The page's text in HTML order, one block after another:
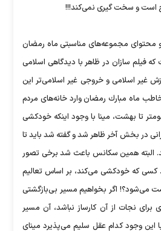
است و سخت گیری نمی‌كند!!!
و محتوای مجموعه‌های مناسبتی ماه رمضان
كه فیلم سازان در ظاهر با دیدگاهی اسلامی
غیر اسلامی و خروجی غیر اسلامی‌تر این
ماه مبارك رمضان وارد خانه‌های مردم
برای مثال در ۵ كیلومتر تا بهشت، مینا با وجود اینكه خودكشی
در بخش آخر ظاهر شد و گفته شد باید تا
البته همین سكانس باعث شد برخی تصور
كسی كه خودكشی می‌كند، بر اساس تعالیم
می‌شود؟! اگر بخواهیم مسیر بی‌بازگشتی
برای نجات از آن كارساز نباشد، آن مسیر
وجود كدام عقل سلیم می‌پذیرد مینای